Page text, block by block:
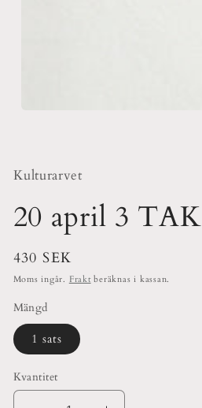
Kulturarvet
20 april 3 TAK
Ordinarie
pris
430 SEK
Moms ingår. Fraktberäknas i kassan.
Mängd
1 sats
Kvantitet